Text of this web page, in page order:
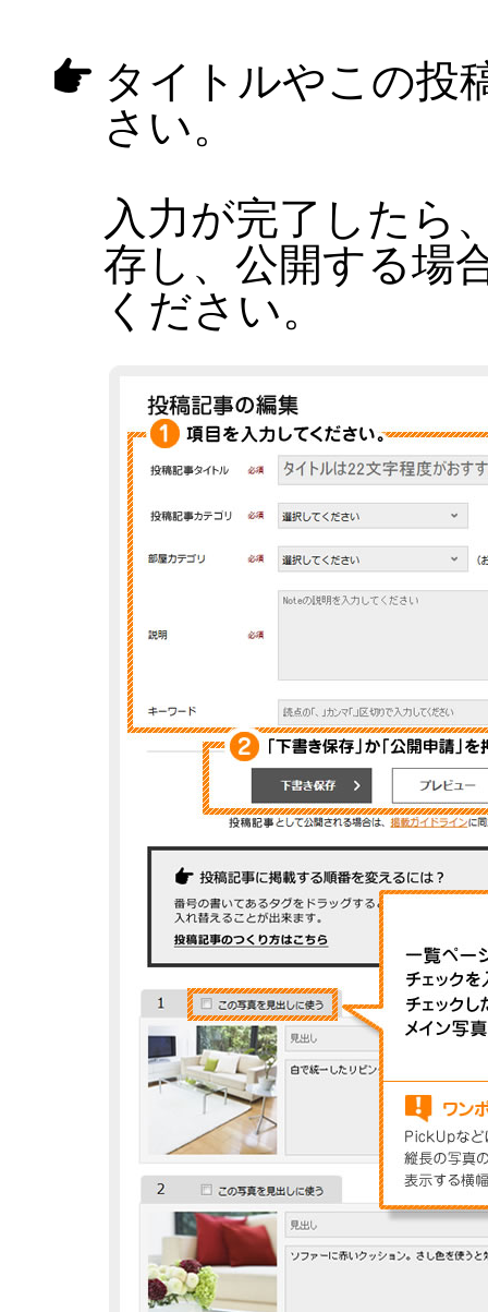
タイトルやこの投
さい。
入力が完了したら
存し、公開する場
ください。